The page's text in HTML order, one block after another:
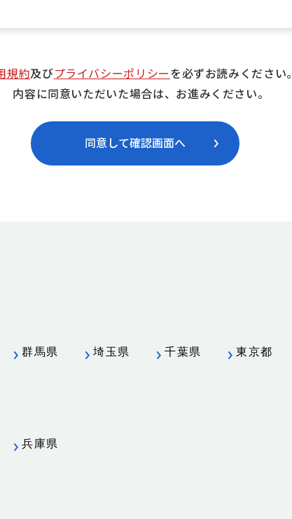
規約及びプライバシーポリシーを必ずお読みください
内容に同意いただいた場合は、お進みください。
同意して確認画面へ
群馬県 埼玉県 千葉県 東京都
兵庫県